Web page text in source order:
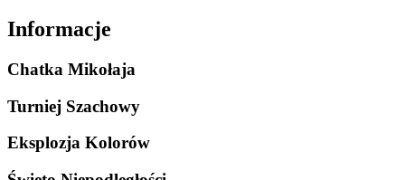
Informacje
Chatka Mikołaja
Turniej Szachowy
Eksplozja Kolorów